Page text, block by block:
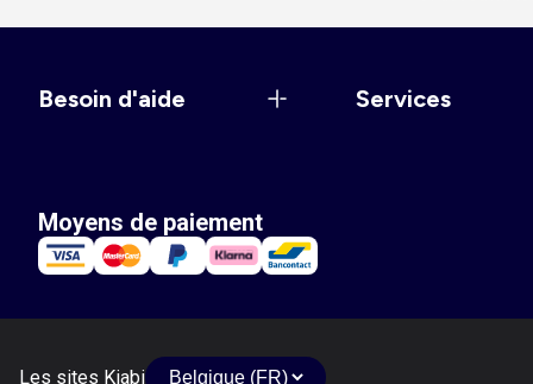
Besoin d'aide Services
Moyens de paiement
Les sites Kiabi